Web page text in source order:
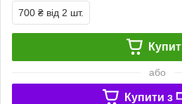
700 ₴ від 2 шт.
або
Купити з